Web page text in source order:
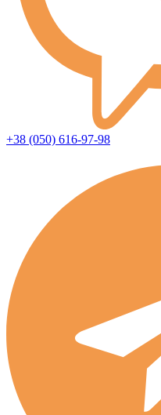
+38 (050) 616-97-98